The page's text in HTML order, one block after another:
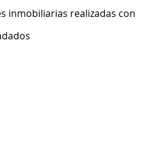
inmobiliarias realizadas con